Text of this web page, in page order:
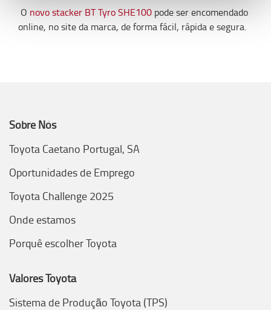
O novo stacker BT Tyro SHE100 pode ser encomendado
online, no site da marca, de forma fácil, rápida e segura.
Sobre Nós
Toyota Caetano Portugal, SA
Oportunidades de Emprego
Toyota Challenge 2025
Onde estamos
Porquê escolher Toyota
Valores Toyota
Sistema de Produção Toyota (TPS)